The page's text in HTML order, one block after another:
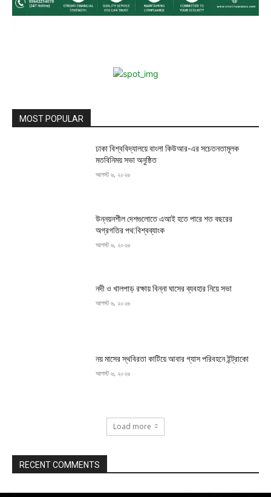
MOST POPULAR
ঢাকা বিশ্ববিদ্যালয়ে বাংলা কিউআর-এর সচেতনতামূলক
মতবিনিময় সভা অনুষ্ঠিত
আগস্ট ৬, ২০২৬
উন্নয়নশীল দেশগুলোতে এআই হতে পারে শত বছরের
অগ্রগতির পথ:বিশ্বব্যাংক
আগস্ট ৬, ২০২৬
নদী ও খালপাড় রক্ষায় বিন্না ঘাসের ব্যবহার নিয়ে সভা
আগস্ট ৬, ২০২৬
নয় মাসের স্থবিরতা কাটিয়ে আবার গ্যাস পরিবহনে ইন্ট্রাকো
আগস্ট ৬, ২০২৬
Load more
RECENT COMMENTS